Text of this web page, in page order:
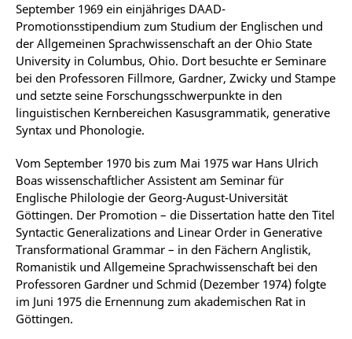
September 1969 ein einjähriges DAAD-
Promotionsstipendium zum Studium der Englischen und
der Allgemeinen Sprachwissenschaft an der Ohio State
University in Columbus, Ohio. Dort besuchte er Seminare
bei den Professoren Fillmore, Gardner, Zwicky und Stampe
und setzte seine Forschungsschwerpunkte in den
linguistischen Kernbereichen Kasusgrammatik, generative
Syntax und Phonologie.
Vom September 1970 bis zum Mai 1975 war Hans Ulrich
Boas wissenschaftlicher Assistent am Seminar für
Englische Philologie der Georg-August-Universität
Göttingen. Der Promotion – die Dissertation hatte den Titel
Syntactic Generalizations and Linear Order in Generative
Transformational Grammar – in den Fächern Anglistik,
Romanistik und Allgemeine Sprachwissenschaft bei den
Professoren Gardner und Schmid (Dezember 1974) folgte
im Juni 1975 die Ernennung zum akademischen Rat in
Göttingen.